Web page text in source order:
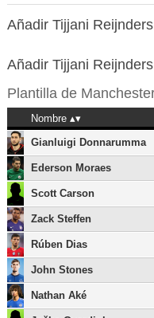
Añadir Tijjani
Añadir Tijjani
Plantilla de
Nombre
Gianluigi Donnarumma
Ederson Moraes
Scott Carson
Zack Steffen
Rúben Dias
John Stones
Nathan Aké